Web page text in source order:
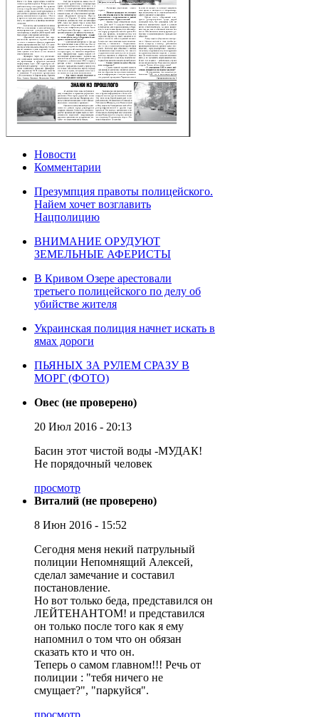
Новости
Комментарии
Презумпция правоты полицейского.
Найем хочет возглавить
Нацполицию
ВНИМАНИЕ ОРУДУЮТ
ЗЕМЕЛЬНЫЕ АФЕРИСТЫ
В Кривом Озере арестовали
третьего полицейского по делу об
убийстве жителя
Украинская полиция начнет искать в
ямах дороги
ПЬЯНЫХ ЗА РУЛЕМ СРАЗУ В
МОРГ (ФОТО)
Овес (не проверено)
20 Июл 2016 - 20:13
Басин этот чистой воды -МУДАК!
Не порядочный человек
просмотр
Виталий (не проверено)
8 Июн 2016 - 15:52
Сегодня меня некий патрульный
полиции Непомнящий Алексей,
сделал замечание и составил
постановление.
Но вот только беда, представился он
ЛЕЙТЕНАНТОМ! и представился
он только после того как я ему
напомнил о том что он обязан
сказать кто и что он.
Теперь о самом главном!!! Речь от
полиции : "тебя ничего не
смущает?", "паркуйся".
просмотр